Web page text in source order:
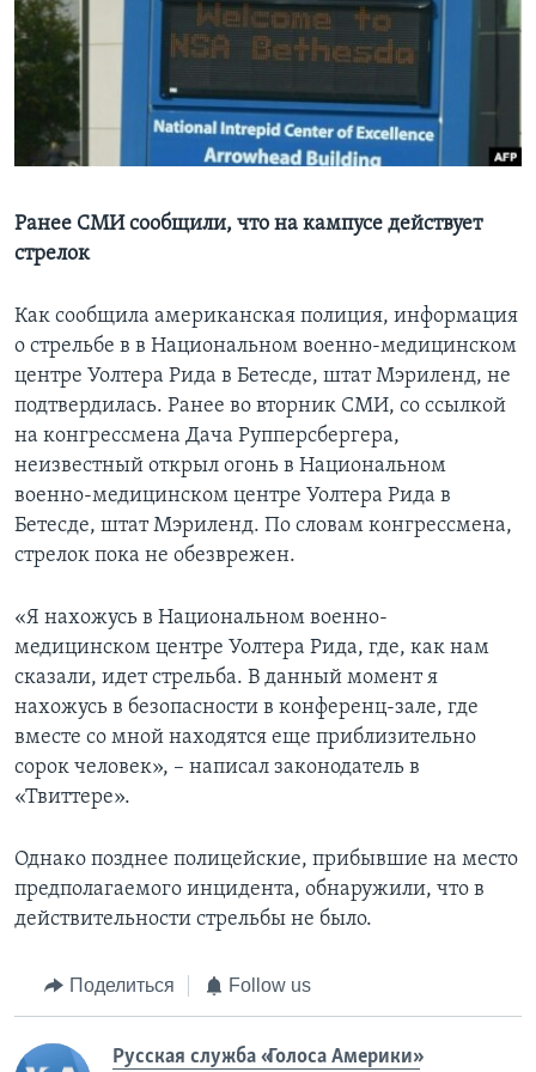
Learning English
СОЦИАЛЬНЫЕ СЕТИ
Языки
Ранее СМИ сообщили, что на кампусе действует
стрелок
Как сообщила американская полиция, информация
о стрельбе в в Национальном военно-медицинском
центре Уолтера Рида в Бетесде, штат Мэриленд, не
подтвердилась. Ранее во вторник СМИ, со ссылкой
на конгрессмена Дача Рупперсбергера,
неизвестный открыл огонь в Национальном
военно-медицинском центре Уолтера Рида в
Бетесде, штат Мэриленд. По словам конгрессмена,
стрелок пока не обезврежен.
«Я нахожусь в Национальном военно-
медицинском центре Уолтера Рида, где, как нам
сказали, идет стрельба. В данный момент я
нахожусь в безопасности в конференц-зале, где
вместе со мной находятся еще приблизительно
сорок человек», – написал законодатель в
«Твиттере».
Однако позднее полицейские, прибывшие на место
предполагаемого инцидента, обнаружили, что в
действительности стрельбы не было.
Поделиться Follow us
Русская служба «Голоса Америки»